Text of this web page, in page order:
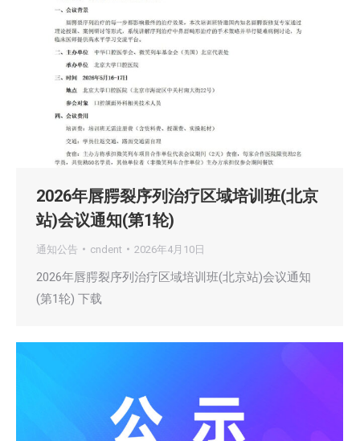
2026年唇腭裂序列治疗区域培训班(北京
站)会议通知(第1轮)
通知公告 cndent 2026年4月10日
2026年唇腭裂序列治疗区域培训班(北京站)会议通知
(第1轮) 下载